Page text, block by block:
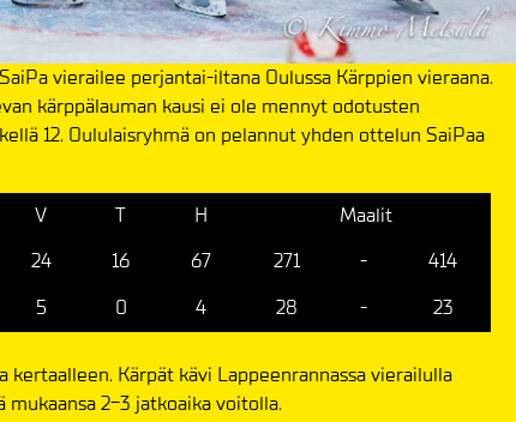
vierailee perjantai-iltana Oulussa Kärppien vieraana.
kärppälauman kausi ei ole mennyt odotusten
12. Oululaisryhmä on pelannut yhden ottelun SaiPaa
V T H
Maalit
24 16 67 271 -
414
5 0 4 28 - 23
Kärpät kävi Lappeenrannassa vierailulla
mukaansa 2-3 jatkoaika voitolla.